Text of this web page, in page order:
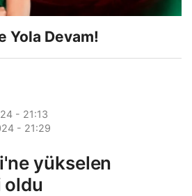
Yola Devam!
- 21:13
- 21:29
yükselen
oldu